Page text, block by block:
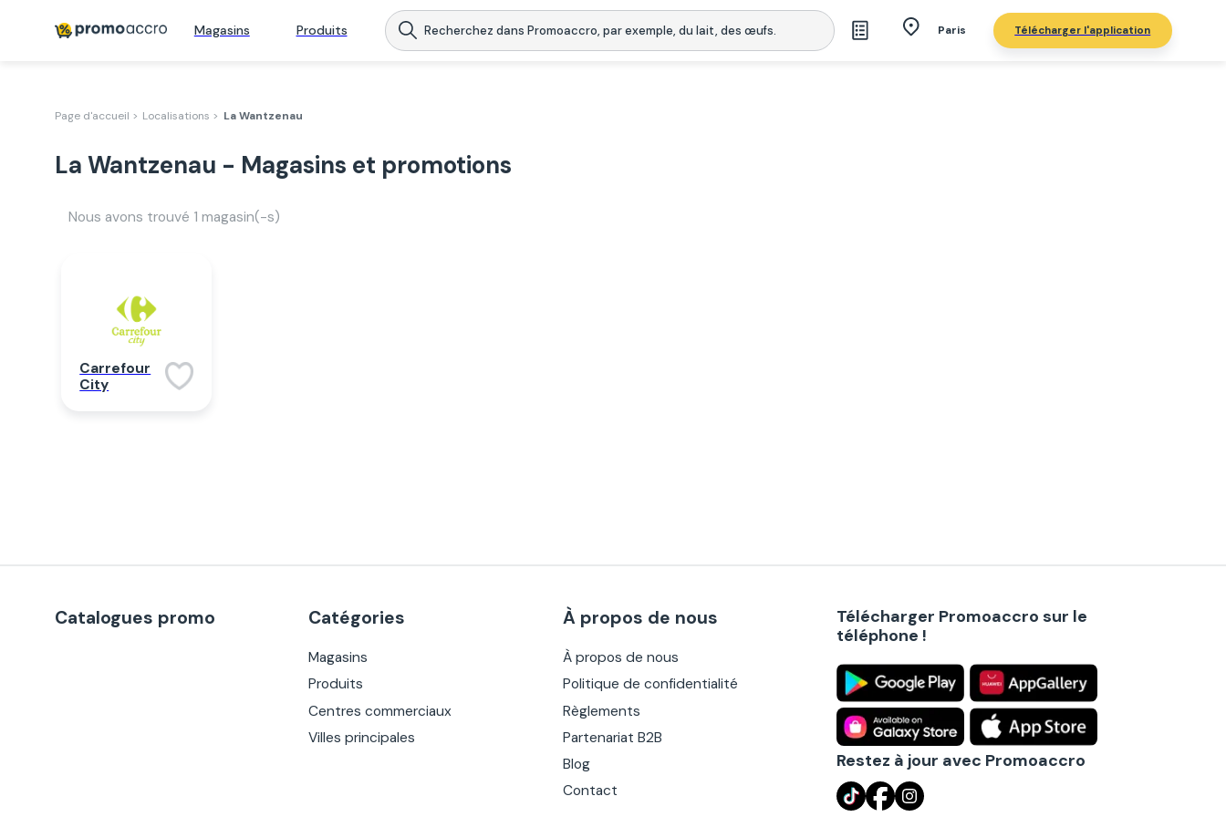
Magasins Produits Paris Télécharger l'application
Page d'accueil > Localisations > La Wantzenau
La Wantzenau - Magasins et promotions
Nous avons trouvé 1 magasin(-s)
Carrefour
City
Catalogues promo Catégories
Magasins
Produits
Centres commerciaux
Villes principales
À propos de nous
À propos de nous
Politique de confidentialité
Règlements
Partenariat B2B
Blog
Contact
Télécharger Promoaccro sur le
téléphone !
Restez à jour avec Promoaccro